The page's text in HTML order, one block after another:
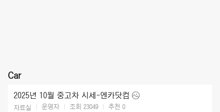
Car
2025년 10월 중고차 시세-엔카닷컴
자료실 운영자 조회 23049 추천 0